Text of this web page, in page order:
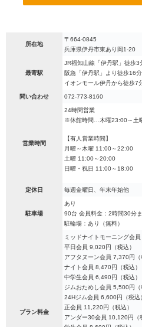
所在地
〒664-0845
兵庫県伊丹市東あり岡1-20
最寄駅
JR福知山線「伊丹駅」徒歩3
阪急「伊丹駅」より徒歩16分
イオンモール伊丹から徒歩7
問い合わせ 072-773-8160
営業時間
24時間営業
※休館時間…木曜23:00～土
【有人営業時間】
月曜～木曜 11:00～22:00
土曜 11:00～20:00
日曜・祝日 11:00～18:00
定休日 毎週金曜日、年末年始他
駐車場
あり
90台 会員料金：2時間30分
駐輪場：あり（無料）
プラン料金
ミッドナイトモーニング会員
平日会員 9,020円（税込）
アフタヌーン会員 7,370円（
ナイト会員 8,470円（税込）
中学生会員 6,490円（税込）
ジムおためし会員 5,500円（
24Hジム会員 6,600円（税込
正会員 11,220円（税込）
アンダー30会員 10,120円（